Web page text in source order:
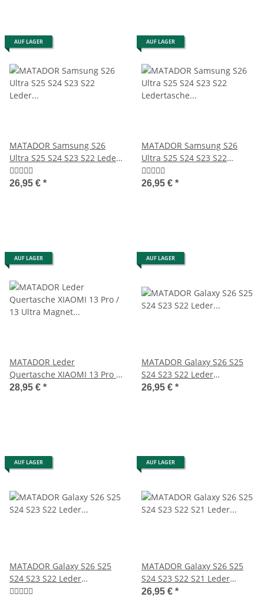
AUF LAGER
MATADOR Samsung S26
Ultra S25 S24 S23 S22 Leder
Hülle Schwarz
26,95 € *
AUF LAGER
MATADOR Samsung S26
Ultra S25 S24 S23 S22
Ledertasche Schwarz
26,95 € *
AUF LAGER
MATADOR Leder
Quertasche XIAOMI 13 Pro /
13 Ultra Magnet Clip Braun
28,95 € *
AUF LAGER
MATADOR Galaxy S26 S25
S24 S23 S22 Leder
Gürteltasche Antik Braun
26,95 € *
AUF LAGER
MATADOR Galaxy S26 S25
S24 S23 S22 Leder
Gürteltasche Schwarz
AUF LAGER
MATADOR Galaxy S26 S25
S24 S23 S22 S21 Leder
Gürteltasche Braun
26,95 € *